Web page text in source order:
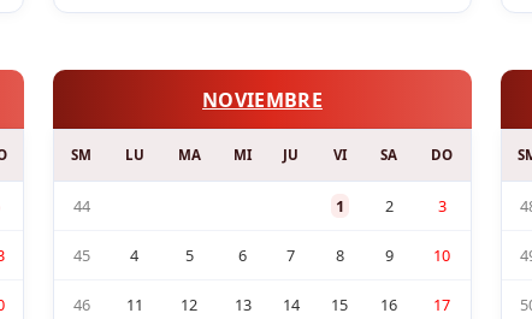
NOVIEMBRE
SM LU MA MI JU VI SA DO
44 1 2 3
45 4 5 6 7 8 9 10
46 11 12 13 14 15 16 17